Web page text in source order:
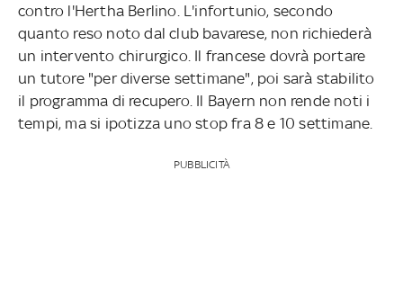
contro l'Hertha Berlino. L'infortunio, secondo
quanto reso noto dal club bavarese, non richiederà
un intervento chirurgico. Il francese dovrà portare
un tutore "per diverse settimane", poi sarà stabilito
il programma di recupero. Il Bayern non rende noti i
tempi, ma si ipotizza uno stop fra 8 e 10 settimane.
PUBBLICITÀ